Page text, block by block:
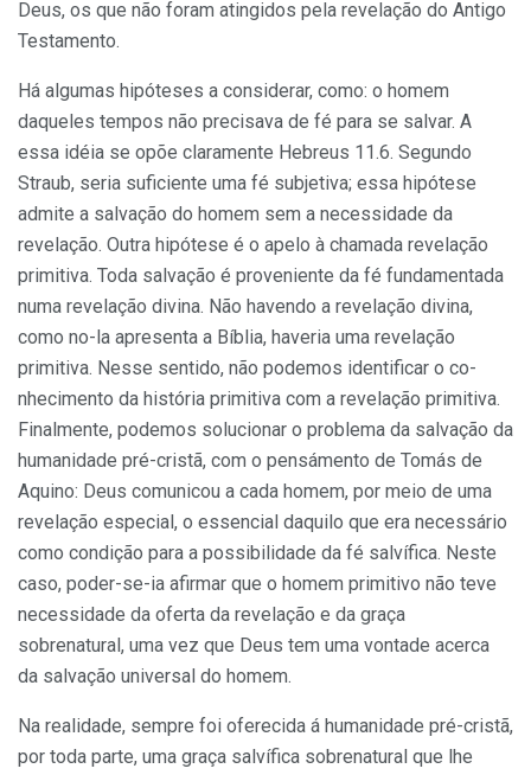
Deus, os que não foram atingidos pela revelação do Antigo
Testamento.
Há algumas hipóteses a considerar, como: o homem
daqueles tem­pos não precisava de fé para se salvar. A
essa idéia se opõe claramente Hebreus 11.6. Segundo
Straub, seria suficiente uma fé subjetiva; essa hipótese
admite a salvação do homem sem a necessidade da
revelação. Outra hipótese é o apelo à chamada revelação
primitiva. Toda salva­ção é proveniente da fé fundamentada
numa revelação divina. Não havendo a revelação divina,
como no-la apresenta a Bíblia, haveria uma revelação
primitiva. Nesse sentido, não podemos identificar o co­
nhecimento da história primitiva com a revelação primitiva.
Final­mente, podemos solucionar o problema da salvação da
humanidade pré-cristã, com o pensámento de Tomás de
Aquino: Deus comunicou a cada homem, por meio de uma
revelação especial, o essencial daquilo que era necessário
como condição para a possibilidade da fé salvífica. Neste
caso, poder-se-ia afirmar que o homem primitivo não teve
ne­cessidade da oferta da revelação e da graça
sobrenatural, uma vez que Deus tem uma vontade acerca
da salvação universal do homem.
Na realidade, sempre foi oferecida á humanidade pré-cristã,
por toda parte, uma graça salvífica sobrenatural que lhe